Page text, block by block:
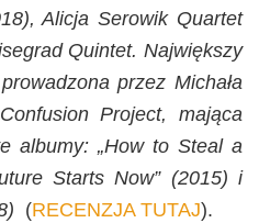
Alicja Serowik Quartet
Quintet. Największy
przez Michała
Project, mająca
albumy: „How to Steal a
Starts Now” (2015) i
(RECENZJA TUTAJ).